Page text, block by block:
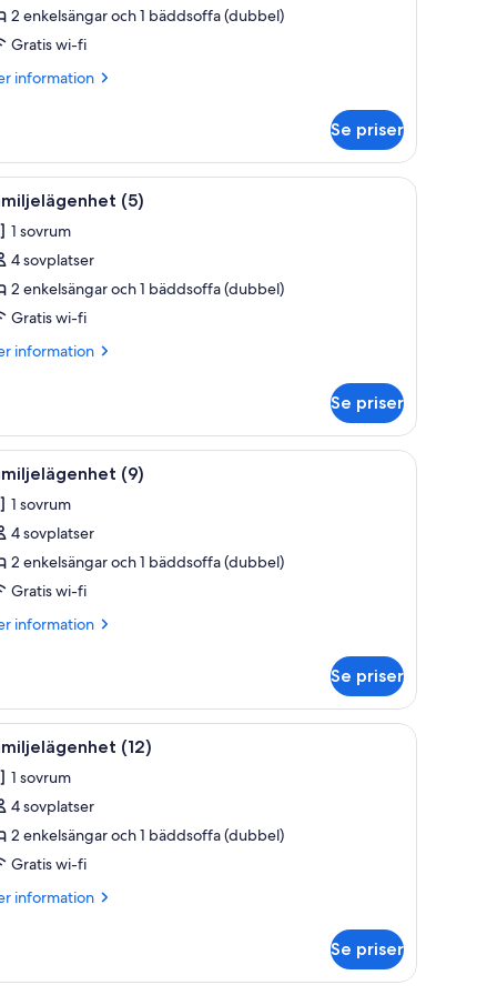
2 enkelsängar och 1 bäddsoffa (dubbel)
Gratis wi-fi
information
Se priser
bord och en grön dörr. Ett modernt vardagsrum med en platt-TV,
5 (5)
1 sovrum
4 sovplatser
2 enkelsängar och 1 bäddsoffa (dubbel)
Gratis wi-fi
information
Se priser
ett litet vitt bord och en tv som är monterad på väggen.
Ett modernt vardagsrum med en grå
7 (9)
1 sovrum
4 sovplatser
2 enkelsängar och 1 bäddsoffa (dubbel)
Gratis wi-fi
information
Se priser
ett litet vitt sidobord och en krukväxt på en fönsterbräda.
Ett kompakt kök med en inbyggd
9 (12)
1 sovrum
4 sovplatser
2 enkelsängar och 1 bäddsoffa (dubbel)
Gratis wi-fi
information
Se priser